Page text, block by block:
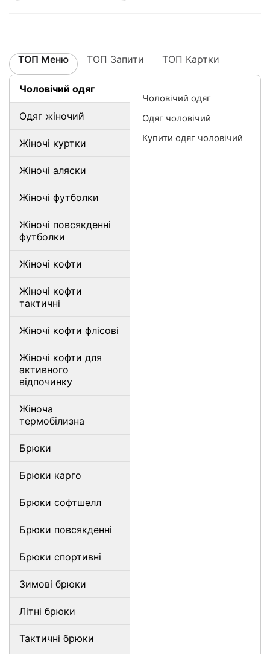
ТОП Меню ТОП Запити ТОП Картки
Чоловічий одяг
Одяг жіночий
Жіночі куртки
Жіночі аляски
Жіночі футболки
Жіночі повсякденні
футболки
Жіночі кофти
Жіночі кофти
тактичні
Жіночі кофти флісові
Жіночі кофти для
активного
відпочинку
Жіноча
термобілизна
Брюки
Брюки карго
Брюки софтшелл
Брюки повсякденні
Брюки спортивні
Зимові брюки
Літні брюки
Тактичні брюки
Чоловічий одяг
Одяг чоловічий
Купити одяг чоловічий